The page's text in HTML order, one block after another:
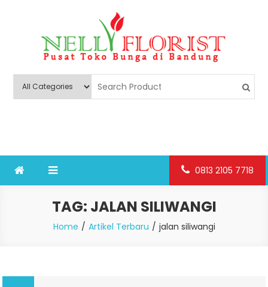
Nelly Florist Bandung
0813 2105 7718
TAG: JALAN SILIWANGI
Home Artikel Terbaru jalan siliwangi